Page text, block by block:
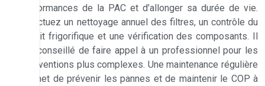
performances de la PAC et d’allonger sa durée de vie.
Effectuez un nettoyage annuel des filtres, un contrôle du
circuit frigorifique et une vérification des composants. Il
est conseillé de faire appel à un professionnel pour les
interventions plus complexes. Une maintenance régulière
permet de prévenir les pannes et de maintenir le COP à